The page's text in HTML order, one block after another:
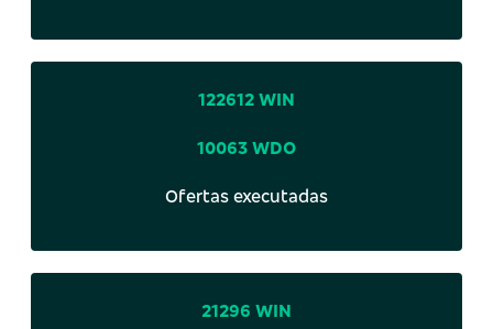
122612 WIN
10063 WDO
Ofertas executadas
21296 WIN